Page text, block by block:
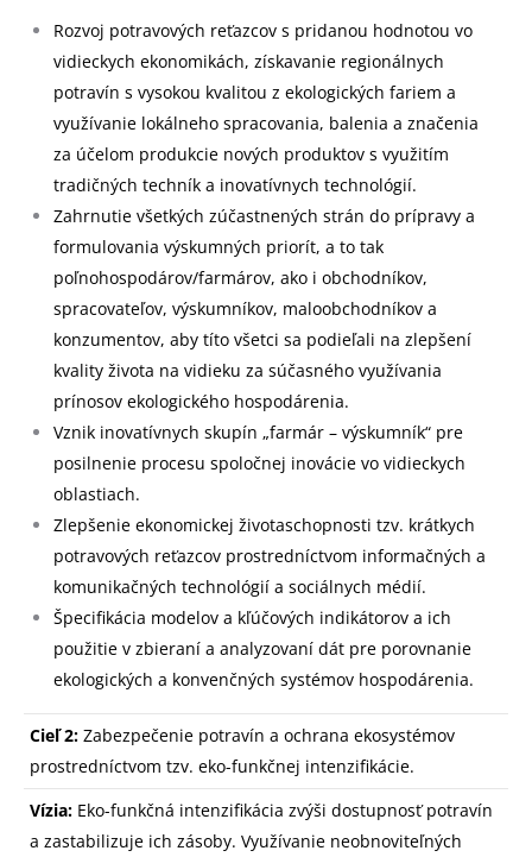
Rozvoj potravových reťazcov s pridanou hodnotou vo
vidieckych ekonomikách, získavanie regionálnych
potravín s vysokou kvalitou z ekologických fariem a
využívanie lokálneho spracovania, balenia a značenia
za účelom produkcie nových produktov s využitím
tradičných techník a inovatívnych technológií.
Zahrnutie všetkých zúčastnených strán do prípravy a
formulovania výskumných priorít, a to tak
poľnohospodárov/farmárov, ako i obchodníkov,
spracovateľov, výskumníkov, maloobchodníkov a
konzumentov, aby títo všetci sa podieľali na zlepšení
kvality života na vidieku za súčasného využívania
prínosov ekologického hospodárenia.
Vznik inovatívnych skupín „farmár – výskumník“ pre
posilnenie procesu spoločnej inovácie vo vidieckych
oblastiach.
Zlepšenie ekonomickej životaschopnosti tzv. krátkych
potravových reťazcov prostredníctvom informačných a
komunikačných technológií a sociálnych médií.
Špecifikácia modelov a kľúčových indikátorov a ich
použitie v zbieraní a analyzovaní dát pre porovnanie
ekologických a konvenčných systémov hospodárenia.
Cieľ 2: Zabezpečenie potravín a ochrana ekosystémov
prostredníctvom tzv. eko-funkčnej intenzifikácie.
Vízia: Eko-funkčná intenzifikácia zvýši dostupnosť potravín
a zastabilizuje ich zásoby. Využívanie neobnoviteľných